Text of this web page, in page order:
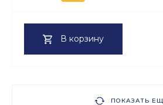
В корзину
ПОКАЗАТЬ